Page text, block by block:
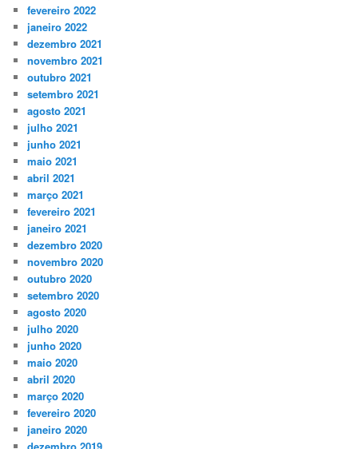
fevereiro 2022
janeiro 2022
dezembro 2021
novembro 2021
outubro 2021
setembro 2021
agosto 2021
julho 2021
junho 2021
maio 2021
abril 2021
março 2021
fevereiro 2021
janeiro 2021
dezembro 2020
novembro 2020
outubro 2020
setembro 2020
agosto 2020
julho 2020
junho 2020
maio 2020
abril 2020
março 2020
fevereiro 2020
janeiro 2020